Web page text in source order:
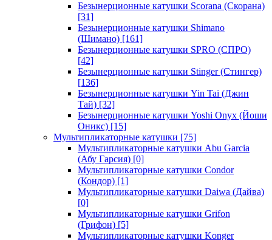
Безынерционные катушки Scorana (Скорана)
[31]
Безынерционные катушки Shimano
(Шимано) [161]
Безынерционные катушки SPRO (СПРО)
[42]
Безынерционные катушки Stinger (Стингер)
[136]
Безынерционные катушки Yin Tai (Джин
Тай) [32]
Безынерционные катушки Yoshi Onyx (Йоши
Оникс) [15]
Мультипликаторные катушки [75]
Мультипликаторные катушки Abu Garcia
(Абу Гарсия) [0]
Мультипликаторные катушки Condor
(Кондор) [1]
Мультипликаторные катушки Daiwa (Дайва)
[0]
Мультипликаторные катушки Grifon
(Грифон) [5]
Мультипликаторные катушки Konger